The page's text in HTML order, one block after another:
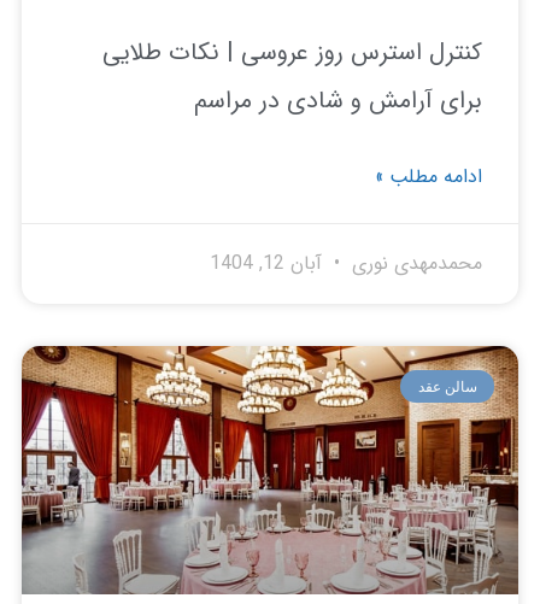
استرس روز عروسی | نکات طلایی
آرامش و شادی در مراسم
مطلب »
نوری آبان 12, 1404
عقد